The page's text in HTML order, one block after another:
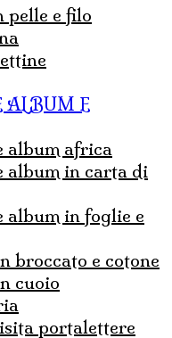
pelle e filo
album africa
broccato e cotone
cuoio